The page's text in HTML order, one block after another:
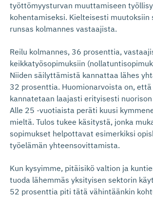
työttömyysturvan muuttamiseen
kohentamiseksi. Kielteisesti muutoksiin
runsas kolmannes vastaajista.
Reilu kolmannes, 36 prosenttia,
keikkatyösopimuksiin
Niiden säilyttämistä kannattaa lähes
32 prosenttia. Huomionarvoista on,
kannatetaan laajasti erityisesti nuorison
Alle 25 -vuotiaista peräti kuusi
mieltä. Tulos tukee käsitystä, jonka
sopimukset helpottavat esimerkiksi
työelämän yhteensovittamista.
Kun kysyimme, pitäisikö valtion ja
tuoda lähemmäs yksityisen sektorin
52 prosenttia piti tätä vähintäänkin